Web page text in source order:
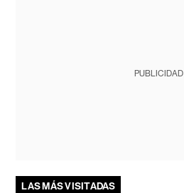
PUBLICIDAD
LAS MÁS VISITADAS